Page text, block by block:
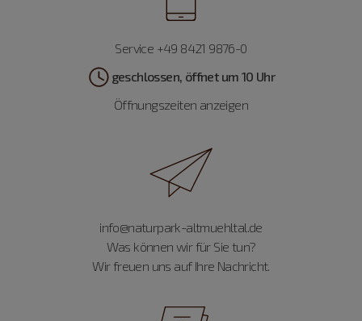
Service +49 8421 9876-0
geschlossen, öffnet um 10 Uhr
Öffnungszeiten anzeigen
info@naturpark-altmuehltal.de
Was können wir für Sie tun?
Wir freuen uns auf Ihre Nachricht.